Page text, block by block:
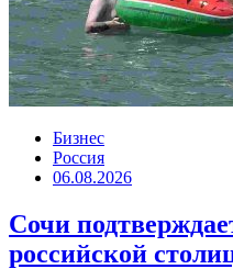
Бизнес
Россия
06.08.2026
Сочи
российской